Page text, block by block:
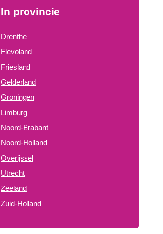
In provincie
Drenthe
Flevoland
Friesland
Gelderland
Groningen
Limburg
Noord-Brabant
Noord-Holland
Overijssel
Utrecht
Zeeland
Zuid-Holland